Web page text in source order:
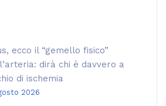
ecco il “gemello fisico”
dirà chi è davvero a
di ischemia
2026